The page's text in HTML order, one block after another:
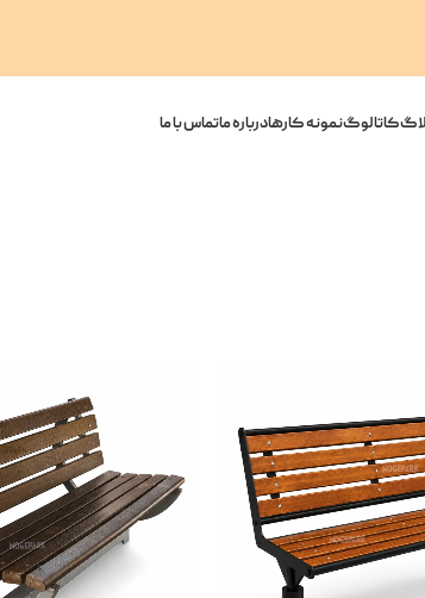
کاتالوگنمونه کارهادرباره ماتماس با ما